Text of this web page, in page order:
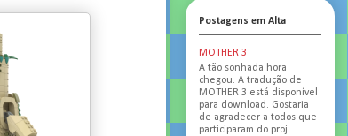
Postagens em Alta
MOTHER 3
A tão sonhada hora
chegou. A tradução de
MOTHER 3 está disponível
para download. Gostaria
de agradecer a todos que
participaram do proj...